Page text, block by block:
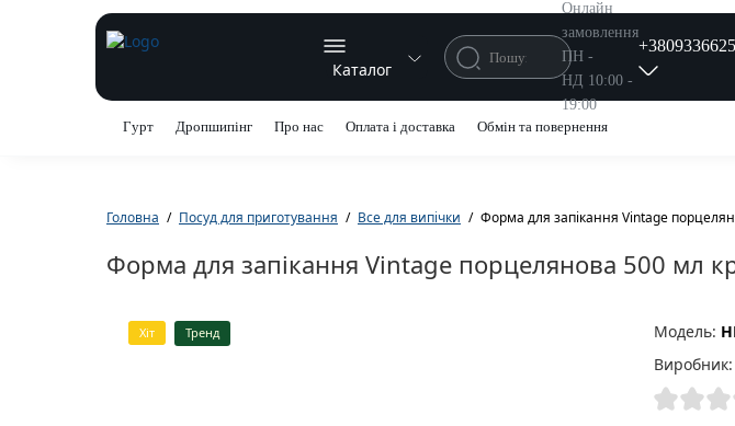
Каталог
Онлайн
замовлення
ПН -
НД 10:00 -
19:00
Гурт Дропшипінг Про нас Оплата і доставка Обмін та повернення
Головна Посуд для приготування Все для випічки Форма для запікання Vintage
Форма для запікання Vintage порцелянова 500 мл
Хіт Тренд Модель: